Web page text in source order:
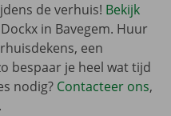
de verhuis! Bekijk
in Bavegem. Huur
een
bespaar je heel wat tijd
nodig? Contacteer ons,